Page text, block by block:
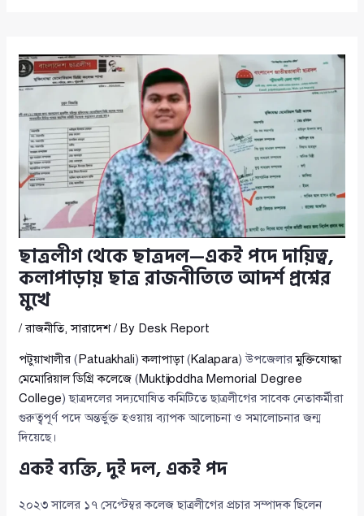
ছাত্রলীগ থেকে ছাত্রদল—একই পদে দায়িত্ব,
কলাপাড়ায় ছাত্র রাজনীতিতে আদর্শ প্রশ্নের
মুখে
/রাজনীতি,সারাদেশ/ By Desk Report
পটুয়াখালীর ( Patuakhali)কলাপাড়া(Kalapara) উপজেলারমুক্তিযোদ্ধা
মেমোরিয়াল ডিগ্রি কলেজে (Muktijoddha Memorial Degree
College) ছাত্রদলের সদ্যঘোষিত কমিটিতে ছাত্রলীগের সাবেক নেতাকর্মীরা
গুরুত্বপূর্ণ পদে অন্তর্ভুক্ত হওয়ায় ব্যাপক আলোচনা ও সমালোচনার জন্ম
দিয়েছে।
একই ব্যক্তি, দুই দল, একই পদ
২০২৩ সালের ১৭ সেপ্টেম্বর কলেজ ছাত্রলীগের প্রচার সম্পাদক ছিলেন